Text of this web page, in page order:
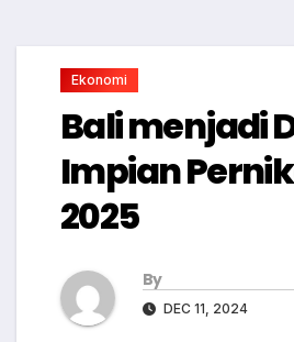
Ekonomi
Bali menjadi
Impian
2025
By
DEC 11, 2024